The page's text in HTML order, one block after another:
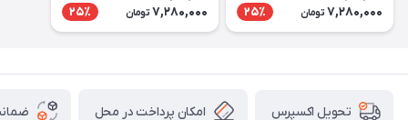
7,280,000 تومان 25٪ 7,280,000 تومان 25٪
تحویل اکسپرس امکان پرداخت در محل